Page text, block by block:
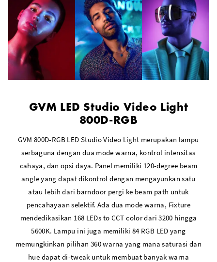
GVM LED Studio Video Light
800D-RGB
GVM 800D-RGB LED Studio Video Light merupakan lampu
serbaguna dengan dua mode warna, kontrol intensitas
cahaya, dan opsi daya. Panel memiliki 120-degree beam
angle yang dapat dikontrol dengan mengayunkan satu
atau lebih dari barndoor pergi ke beam path untuk
pencahayaan selektif. Ada dua mode warna, Fixture
mendedikasikan 168 LEDs to CCT color dari 3200 hingga
5600K. Lampu ini juga memiliki 84 RGB LED yang
memungkinkan pilihan 360 warna yang mana saturasi dan
hue dapat di-tweak untuk membuat banyak warna